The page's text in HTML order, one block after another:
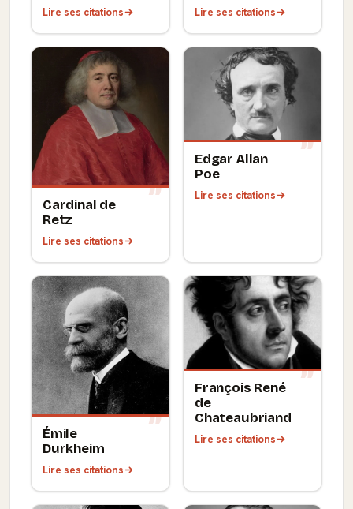
Lire ses citations Lire ses citations
Cardinal de
Retz
Lire ses citations
Edgar Allan
Poe
Lire ses citations
Émile
Durkheim
Lire ses citations
François René
de
Chateaubriand
Lire ses citations